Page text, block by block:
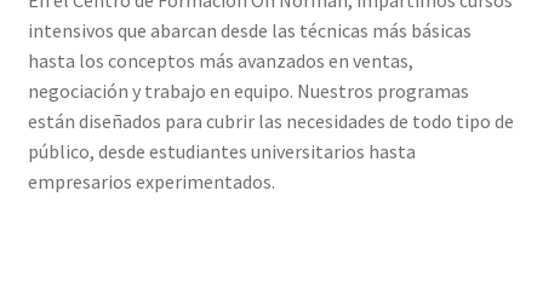
intensivos que abarcan desde las técnicas más básicas
hasta los conceptos más avanzados en ventas,
negociación y trabajo en equipo. Nuestros programas
están diseñados para cubrir las necesidades de todo tipo de
público, desde estudiantes universitarios hasta
empresarios experimentados.